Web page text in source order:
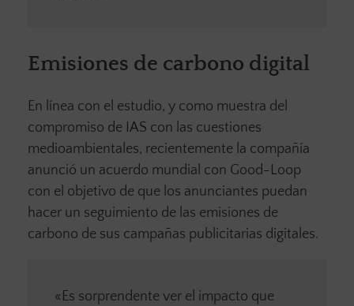
Emisiones de carbono digital
En línea con el estudio, y como muestra del
compromiso de IAS con las cuestiones
medioambientales, recientemente la compañía
anunció un acuerdo mundial con Good-Loop
con el objetivo de que los anunciantes puedan
hacer un seguimiento de las emisiones de
carbono de sus campañas publicitarias digitales.
«Es sorprendente ver el impacto que